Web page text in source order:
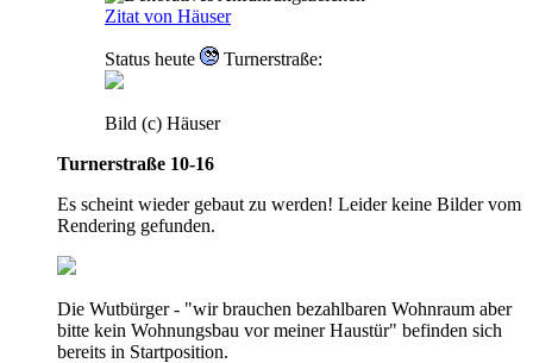
Zitat von Häuser
Status heute Turnerstraße:
Bild (c) Häuser
Turnerstraße 10-16
Es scheint wieder gebaut zu werden! Leider keine Bilder vom
Rendering gefunden.
Die Wutbürger - "wir brauchen bezahlbaren Wohnraum aber
bitte kein Wohnungsbau vor meiner Haustür" befinden sich
bereits in Startposition.